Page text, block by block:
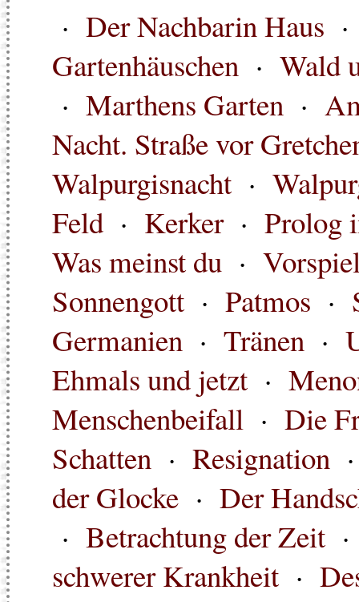
· Der Nachbarin Haus
Gartenhäuschen · Wald
· Marthens Garten ·
Nacht. Straße vor
Walpurgisnacht ·
Feld · Kerker· Prolog
Was meinst du ·
Sonnengott · Patmos ·
Germanien · Tränen ·
Ehmals und jetzt ·
Menschenbeifall · Die
Schatten · Resignation
der Glocke · Der
· Betrachtung der Zeit
schwerer Krankheit ·